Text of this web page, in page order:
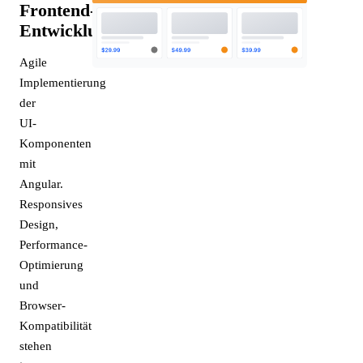
Frontend-
Entwicklung
Agile
Implementierung
der
UI-
Komponenten
mit
Angular.
Responsives
Design,
Performance-
Optimierung
und
Browser-
Kompatibilität
stehen